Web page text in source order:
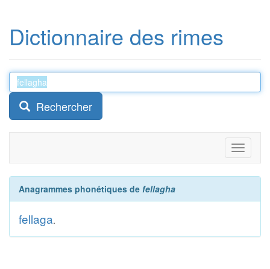
Dictionnaire des rimes
Rechercher
Toggle
Anagrammes phonétiques de fellagha
fellaga.